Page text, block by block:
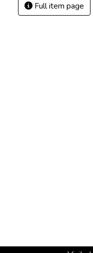
Full item page